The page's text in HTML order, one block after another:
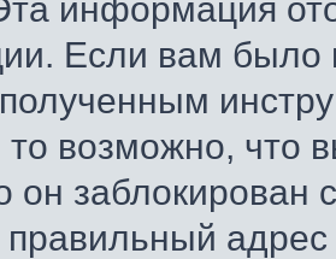
информация
Если вам
то возможно, что
он
адрес